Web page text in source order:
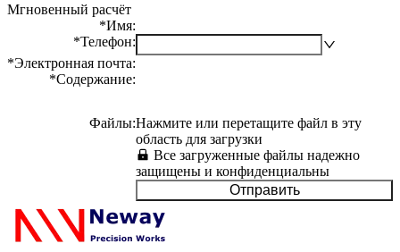
Мгновенный расчёт
*Имя:
*Телефон:
*Электронная почта:
*Содержание:
Файлы:Нажмите или перетащите файл в эту
область для загрузки
Все загруженные файлы надежно
защищены и конфиденциальны
Отправить